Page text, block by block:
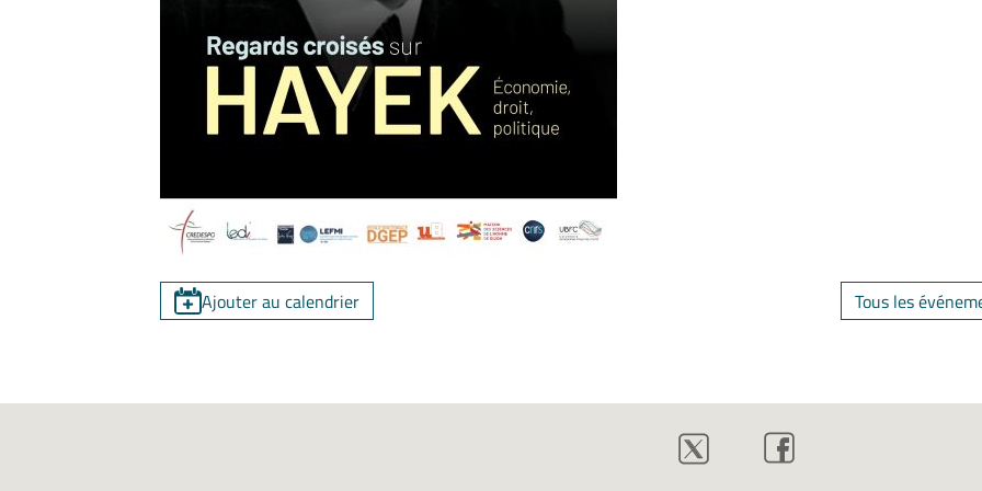
Ajouter au calendrier Tous les